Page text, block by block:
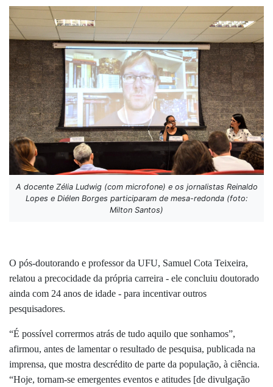
A docente Zélia Ludwig (com microfone) e os jornalistas Reinaldo
Lopes e Diélen Borges participaram de mesa-redonda (foto:
Milton Santos)
O pós-doutorando e professor da UFU, Samuel Cota Teixeira,
relatou a precocidade da própria carreira - ele concluiu doutorado
ainda com 24 anos de idade - para incentivar outros
pesquisadores.
“É possível corrermos atrás de tudo aquilo que sonhamos”,
afirmou, antes de lamentar o resultado de pesquisa, publicada na
imprensa, que mostra descrédito de parte da população, à ciência.
“Hoje, tornam-se emergentes eventos e atitudes [de divulgação